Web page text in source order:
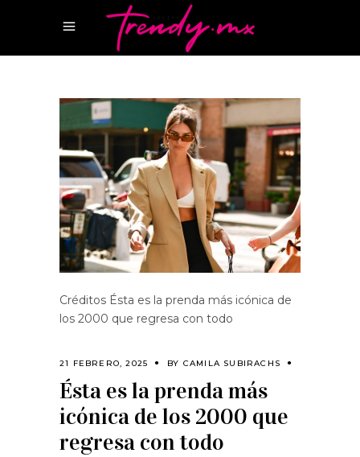
Créditos Ésta es la prenda más icónica de
los 2000 que regresa con todo
21 FEBRERO, 2025 BY CAMILA SUBIRACHS
Ésta es la prenda más
icónica de los 2000 que
regresa con todo